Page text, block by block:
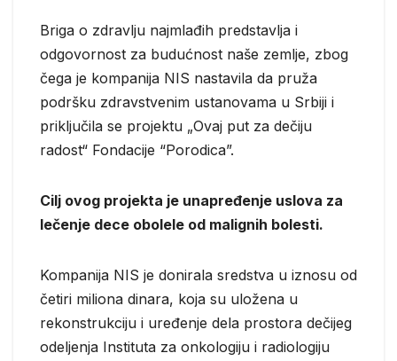
Briga o zdravlju najmlađih predstavlja i
odgovornost za budućnost naše zemlje, zbog
čega je kompanija NIS nastavila da pruža
podršku zdravstvenim ustanovama u Srbiji i
priključila se projektu „Ovaj put za dečiju
radost“ Fondacije “Porodica”.
Cilj ovog projekta je unapređenje uslova za
lečenje dece obolele od malignih bolesti.
Kompanija NIS je donirala sredstva u iznosu od
četiri miliona dinara, koja su uložena u
rekonstrukciju i uređenje dela prostora dečijeg
odeljenja Instituta za onkologiju i radiologiju